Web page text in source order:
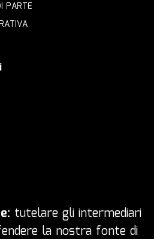
PARTE
tutelare gli intermediari
la nostra fonte di